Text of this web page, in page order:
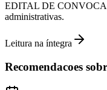
EDITAL DE
administrativas.
Leitura na íntegra
Recomendacoes